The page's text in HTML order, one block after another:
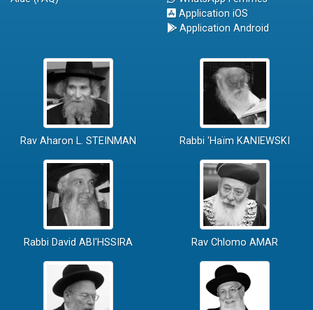
Application iOS
Application Android
Rav Aharon L. STEINMAN Rabbi 'Haïm KANIEWSKI
Rabbi David ABI'HSSIRA Rav Chlomo AMAR